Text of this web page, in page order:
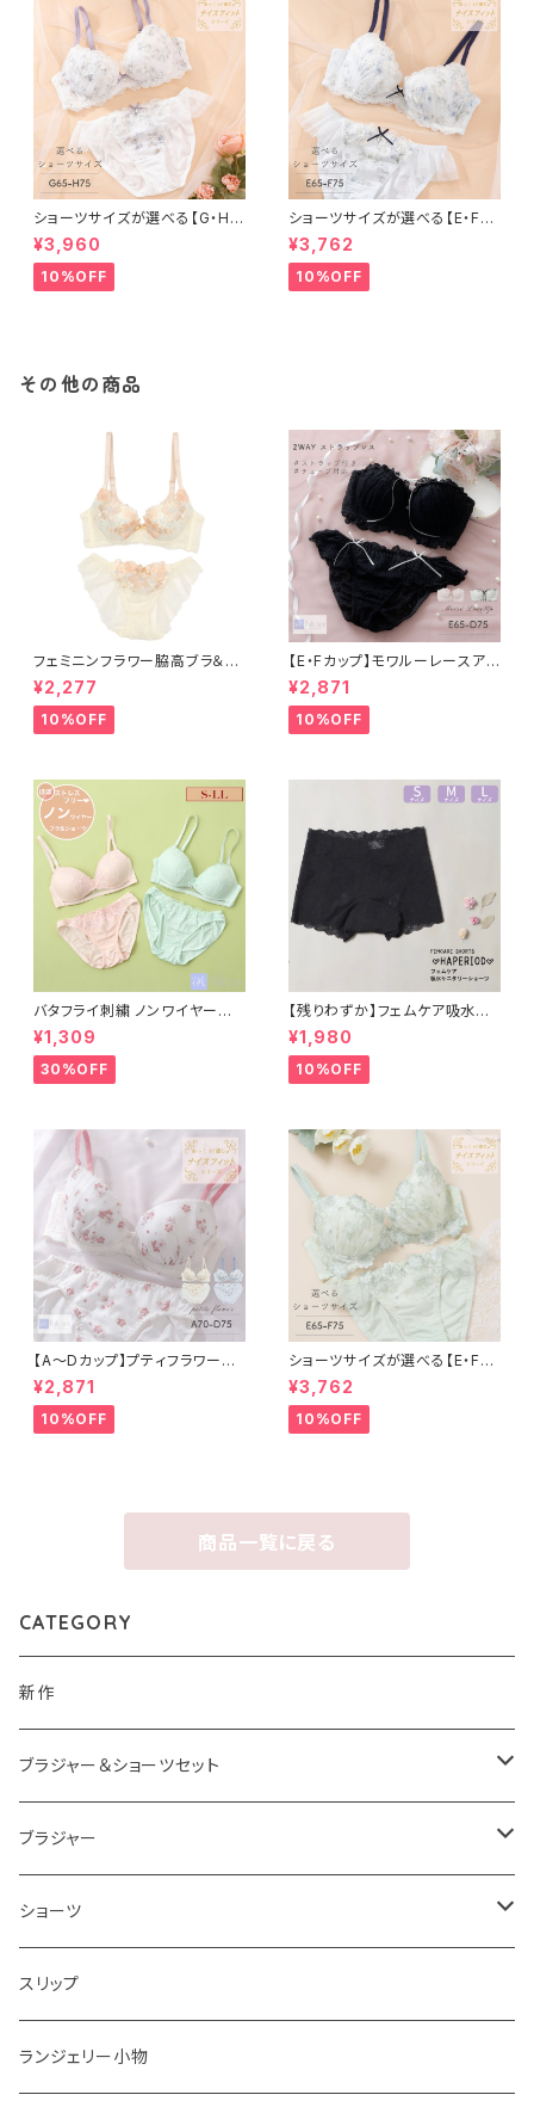
ショーツサイズが選べる【G・H】
セレナーデ ブラ＆ショーツセット
¥3,960
10%OFF
ショーツサイズが選べる【E・F】
セレナーデ ブラ＆ショーツセット
¥3,762
10%OFF
その他の商品
フェミニンフラワー脇高ブラ＆バ
ックレースショーツセット
¥2,277
10%OFF
【E・Fカップ】モワルーレースアッ
プ ブラ＆ショーツ
¥2,871
10%OFF
バタフライ刺繍 ノンワイヤーブラ
＆ショーツ
¥1,309
30%OFF
【残りわずか】フェムケア吸水サ
ニタリーショーツ（ボクサーシー
ムレスレースタイプ）
¥1,980
10%OFF
【A〜Dカップ】プティフラワーブ
ラ＆ショーツ
¥2,871
10%OFF
ショーツサイズが選べる【E・F】
エーデル ブラ＆ショーツ
¥3,762
10%OFF
商品一覧に戻る
CATEGORY
新作
ブラジャー＆ショーツセット
ブラジャー＆ショーツセットすべて
ナイスフィットシリーズ ブラジャー＆ショーツセット
ショーツサイズが選べる ブラジャー＆ショーツセット
2,000円以下ブラジャー＆ショーツセット
ブラジャー
ブラジャーすべて
ストラップレスブラ
着瘦せブラ
ショーツ
ショーツすべて
ノーマル
スリップ
ランジェリー小物